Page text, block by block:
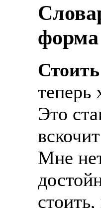
Стоить
теперь
Это
Мне